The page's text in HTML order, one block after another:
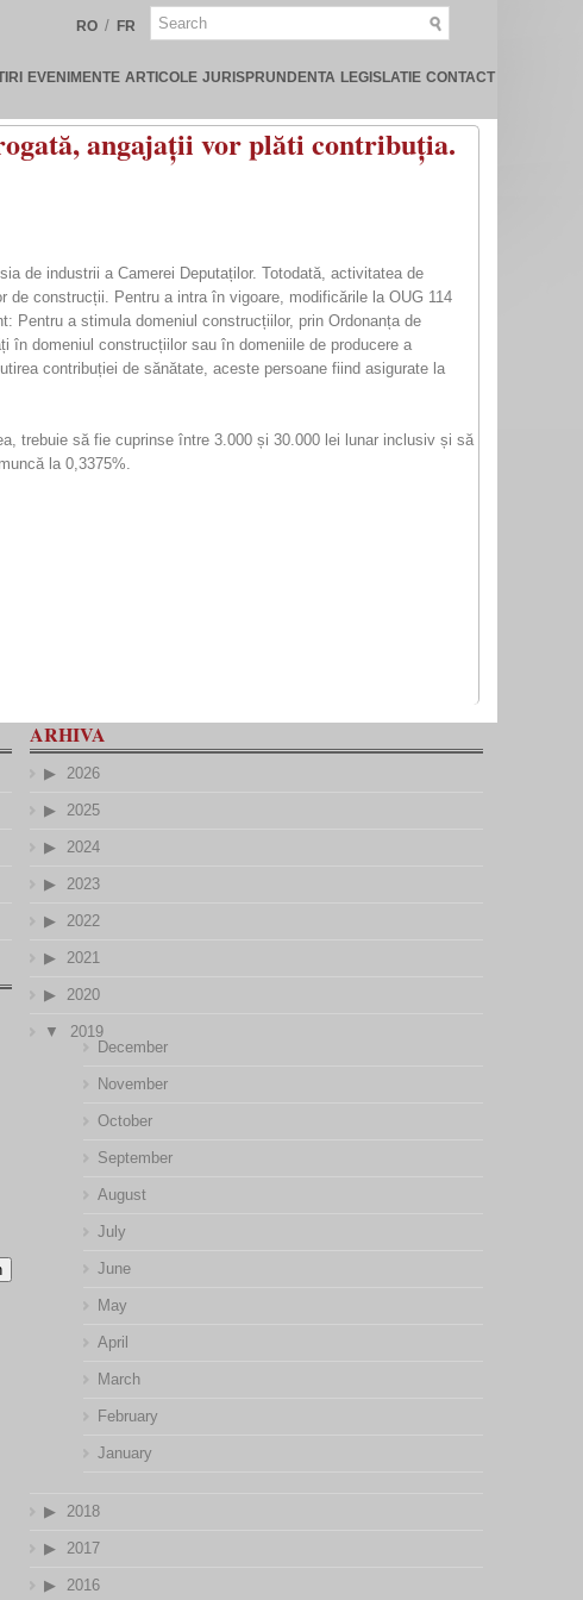
RO / FR
EVENIMENTE ARTICOLE JURISPRUNDENTA LEGISLATIE CONTACT
angajații vor plăti contribuția.
de industrii a Camerei Deputaților. Totodată, activitatea de
construcții. Pentru a intra în vigoare, modificările la OUG 114
Pentru a stimula domeniul construcțiilor, prin Ordonanța de
în domeniul construcțiilor sau în domeniile de producere a
contribuției de sănătate, aceste persoane fiind asigurate la
trebuie să fie cuprinse între 3.000 și 30.000 lei lunar inclusiv și să
la 0,3375%.
ARHIVA
2026
2025
2024
2023
2022
2021
2020
2019
December
November
October
September
August
July
June
May
April
March
February
January
2018
2017
2016